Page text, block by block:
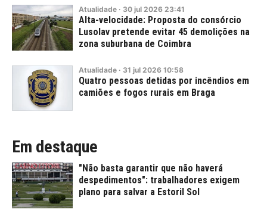
Atualidade · 30 jul 2026 23:41
Alta-velocidade: Proposta do consórcio
Lusolav pretende evitar 45 demolições na
zona suburbana de Coimbra
Atualidade · 31 jul 2026 10:58
Quatro pessoas detidas por incêndios em
camiões e fogos rurais em Braga
Em destaque
"Não basta garantir que não haverá
despedimentos": trabalhadores exigem
plano para salvar a Estoril Sol